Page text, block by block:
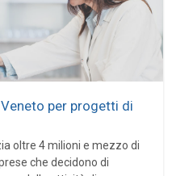
per progetti di
oltre 4 milioni e mezzo di
che decidono di